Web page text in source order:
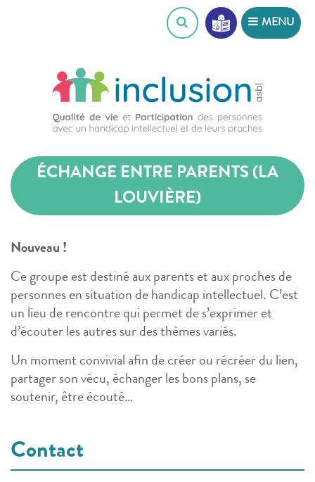
MENU
ÉCHANGE ENTRE PARENTS (LA
LOUVIÈRE)
Nouveau !
Ce groupe est destiné aux parents et aux proches de
personnes en situation de handicap intellectuel. C’est
un lieu de rencontre qui permet de s’exprimer et
d’écouter les autres sur des thèmes variés.
Un moment convivial afin de créer ou récréer du lien,
partager son vécu, échanger les bons plans, se
soutenir, être écouté…
Contact